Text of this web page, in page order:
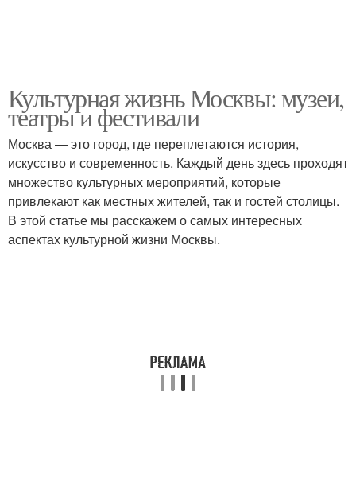
Культурная жизнь Москвы: музеи,
театры и фестивали
Москва — это город, где переплетаются история,
искусство и современность. Каждый день здесь проходят
множество культурных мероприятий, которые
привлекают как местных жителей, так и гостей столицы.
В этой статье мы расскажем о самых интересных
аспектах культурной жизни Москвы.